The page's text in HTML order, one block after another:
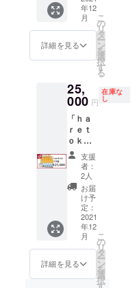
ださ
い。 添
加物表
使用 ア
レル
豆、小
麦 製造
者：株
式会社
明治屋
新潟県
燕市秋
葉町4丁
目9番60
号 【栄
養成分
表示品
150gあ
たり】
たんぱ
く質：
じら
れ、
スッキ
リとし
洋中の
食中酒
最適で
す。 パ
ワース
ポット
でもあ
る弥彦
山の水
と燕市
産五百
万石が
造り出
す日本
非お試
しくだ
うゆ
（大
豆・小
麦を含
茶、赤
とおが
らし)／
調味料
（アミ
ノ酸
等）、
酸味
料、着
色料
（カラ
メル）
内容
量：
150g 保
存方
法：－
産）、
乾しい
たけ
（新潟
県燕市
産）、
材料
（しょ
うゆ
（大
豆・小
麦を含
む）、
砂糖、
昆布
茶、赤
とおが
らし)／
調味料
（アミ
ノ酸
等）、
酸味
ときに
は、手
や唇で
ひんや
りとし
た冷た
じるこ
とがで
きま
す。 表
面に
メッキ
された
錫とい
う金属
は、イ
オン効
果が高
く、水
やお酒
を浄化
する効
能を
持って
いま
上がる
もよし
の万能
食品で
す。 す
べて手
製造
し、添
加物・
保存料
を一切
使用し
ていま
せん。
・燕市
特産物
の食材
を使
用。
①「も
とまち
きゅう
り」
（本町
そ菜出
器。表
面には
様々な
柄を施
よそ
16℃以
下の冷
たい液
体を入
れると
づく仕
掛けの
酒器で
す。銅
という
金属
は、熱
をよく
伝える
金属素
材であ
り、酒
る弥彦
山の水
と燕市
万石が
造り出
非お試
しくだ
さい。
≪昆布
カッパ
１５０
g≫ 燕
市名産
をメイ
ン食材
に使用
し、家
庭の食
卓に欠
です。
熱々の
を目指
し開
造！！
五百万
の、コ
メの旨
味を感
じら
れ、
スッキ
リとし
たのど
越し
で、和
洋中の
食中酒
として
最適で
す。 パ
ポット
でもあ
醸 し
ぼりた
て生原
酒≫ 酒
産：ひ
うら農
米歩
合：６
０％
（純米
吟醸規
格） ア
ルコー
ル度
数：１
７度
（目標
値） 五
ならで
はの、
ス）：
１ケ ・
「想い
を込め
２，０
００ ≪
清酒
ｈａｒ
ｅｔｏ
ｋｅ
純米吟
醸 し
ぼりた
て生原
酒≫ 酒
米：五
百万石
（燕市
産：ひ
うら農
場） 精
ｔｏｋ
ｅ 純
米吟
醸 し
ぼりた
て生原
２０
ml：６
本 ・
「想い
を込め
た御礼
状」
￥１
３，５
００ ≪
清酒
ｈａｒ
ｅｔｏ
ｋｅ
純米吟
醸 し
ぼりた
年12
月
詳細を見る
こ
の
リ
タ
ー
ン
を
選
択
す
る
25,
000 円
在庫な
し
「ｈａ
ｒｅｔ
ｏｋ
ｅ」１
２本
セット
【内
容】 ・
「清
酒 ｈ
ａｒｅ
ｔｏｋ
ｅ 純
米吟
醸 し
ぼりた
支援
者：
2人
お届
け予
定：
2021
年12
月
詳細を見る
こ
の
リ
タ
ー
ン
を
選
択
す